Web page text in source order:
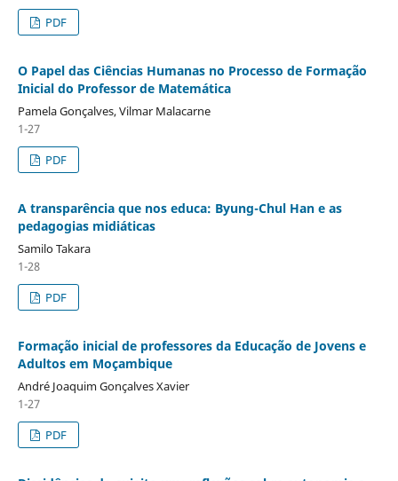
PDF
O Papel das Ciências Humanas no Processo de Formação
Inicial do Professor de Matemática
Pamela Gonçalves, Vilmar Malacarne
1-27
PDF
A transparência que nos educa: Byung-Chul Han e as
pedagogias midiáticas
Samilo Takara
1-28
PDF
Formação inicial de professores da Educação de Jovens e
Adultos em Moçambique
André Joaquim Gonçalves Xavier
1-27
PDF